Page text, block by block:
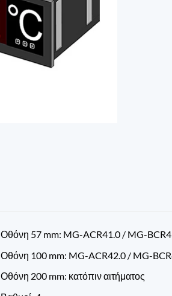
Οθόνη 57 mm: MG-ACR41.0 / MG-
Οθόνη 100 mm: MG-ACR42.0 / MG-
Οθόνη 200 mm: κατόπιν αιτήματος